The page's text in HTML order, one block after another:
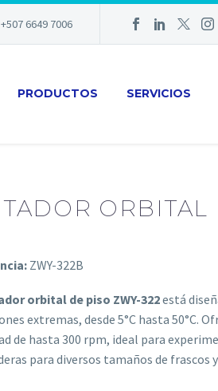
6649 7006
PRODUCTOS SERVICIOS
ORBITAL
ZWY-322B
orbital de piso ZWY-322está
extremas, desde 5°C hasta 50°C.
de hasta 300 rpm, ideal para
para diversos tamaños de frascos